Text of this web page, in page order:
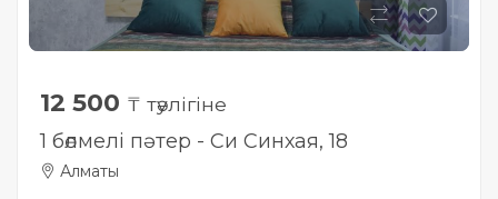
12 500 ₸ тәулігіне
1 бөлмелі пәтер - Си Синхая, 18
Алматы